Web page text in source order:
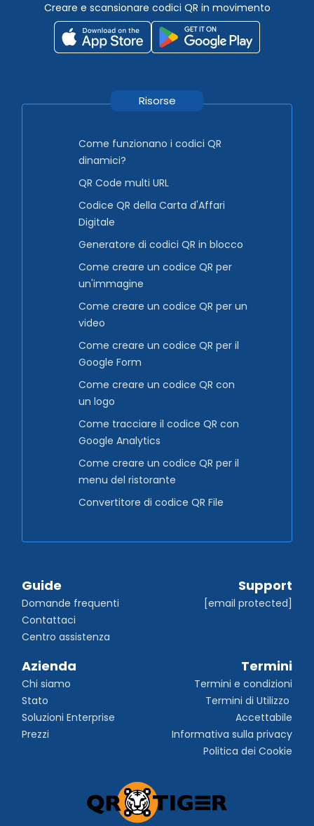
Creare e scansionare codici QR in movimento
Risorse
Come funzionano i codici QR
dinamici?
QR Code multi URL
Codice QR della Carta d'Affari
Digitale
Generatore di codici QR in blocco
Come creare un codice QR per
un'immagine
Come creare un codice QR per un
video
Come creare un codice QR per il
Google Form
Come creare un codice QR con
un logo
Come tracciare il codice QR con
Google Analytics
Come creare un codice QR per il
menu del ristorante
Convertitore di codice QR File
Guide
Domande frequenti
Contattaci
Centro assistenza
Support
[email protected]
Azienda
Chi siamo
Stato
Soluzioni Enterprise
Prezzi
Termini
Termini e condizioni
Termini di Utilizzo
Accettabile
Informativa sulla privacy
Politica dei Cookie